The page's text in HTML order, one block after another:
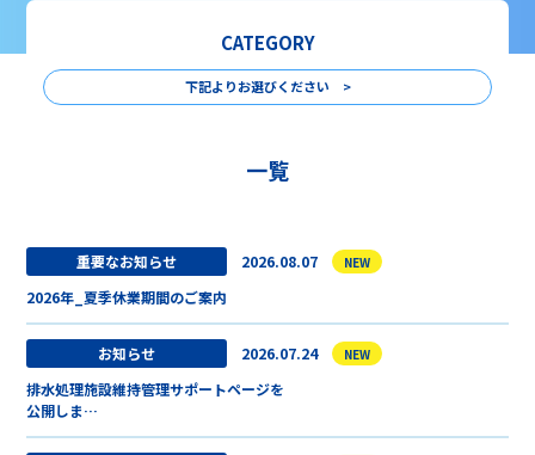
CATEGORY
下記よりお選びください >
一覧
重要なお知らせ
2026.08.07
2026年_夏季休業期間のご案内
NEW
お知らせ
2026.07.24
排水処理施設維持管理サポートページを
公開しま…
NEW